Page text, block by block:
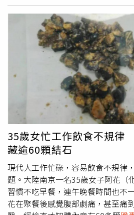
少，「我們非常希望孩子們不會受
生組織（WHO）已對疫情快速擴散
出，伊波拉病毒潛伏期最長可達21
正式確認前數週便已悄悄蔓延。根
有至少131人死亡，另有531人疑似
株屬於較罕見的「Bundibugyo
較常見的病毒株不同，Bundibugyo
苗或特效藥物，增加防疫與治療難
示，過去此類型伊波拉疫情的死亡
間。另一方面，捷克政府也證實，
名曾接觸伊波拉患者的美國醫師。
（Adam Vojtěch表示），該位醫師
計將以特殊隔離裝置送往布拉格的
著疫情持續升溫，外界擔憂伊波拉
衛生危機，各國醫療單位也正密切
至長期體重增加，也會影響三高的
大家都存有「糖尿病是換不掉標籤
新的《DiRECT》研究指出，初期糖
的，其中研究發現，若能減15公斤
能回到正常，連藥都不用吃。呂育
你的血管「消炎」，原因在於在於
態，有如血管天天泡辣椒水，長期
血壓；根據最新醫學證實也發現，
血管就會放鬆，中風和心肌梗塞的
如何減重？減肥並非絕食，尤其三
康」，換言之，飲食不是少吃就好
擇聰明飲食方法。1.得舒飲食：多
碰重鹹，能幫助改善血管收縮，進
飲食：在日常烹調用油可換成橄欖
已被證實對於健康有益，能幫助降
掉手搖飲和加工肉品：精緻糖容易
含有高鈉與飽和脂肪，也會增加心
35歲女忙工作飲食不規律
藏逾60顆結石
現代人工作忙碌，容易飲食不規律
題。大陸南京一名35歲女子阿花（
習慣不吃早餐，連午晚餐時間也不
花在聚餐後感覺腹部劇痛，甚至痛